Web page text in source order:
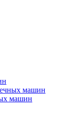
машин
машин